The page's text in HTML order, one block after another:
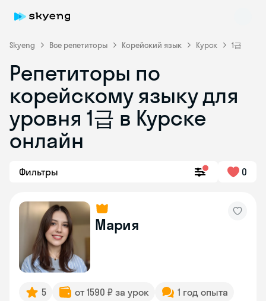
Skyeng Все репетиторы Корейский язык Курск 1급
Репетиторы по
корейскому языку для
уровня 1급 в Курске
онлайн
Фильтры 0
Мария
5 от 1590 ₽ за урок
1 год опыта
Skyeng Chat
online